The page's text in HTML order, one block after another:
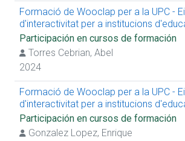
Formació de Wooclap per a la UPC -
d'interactivitat per a institucions
Participación en cursos de formación
Torres Cebrian, Abel
2024
Formació de Wooclap per a la UPC -
d'interactivitat per a institucions
Participación en cursos de formación
Gonzalez Lopez, Enrique